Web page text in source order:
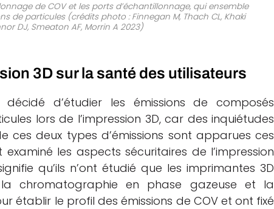
de COV et les ports d’échantillonnage, qui ensemble
de particules (crédits photo : Finnegan M, Thach CL, Khaki
DJ, Smeaton AF, Morrin A 2023)
3D sur la santé des utilisateurs
d’étudier les émissions de composés
lors de l’impression 3D, car des inquiétudes
deux types d’émissions sont apparues ces
les aspects sécuritaires de l’impression
qu’ils n’ont étudié que les imprimantes 3D
chromatographie en phase gazeuse et la
établir le profil des émissions de COV et ont fixé